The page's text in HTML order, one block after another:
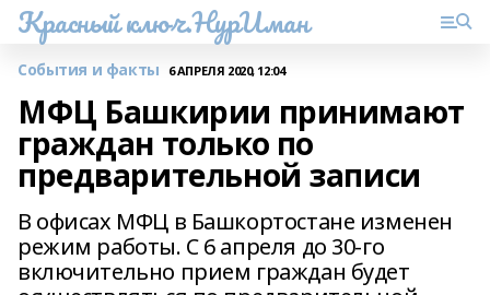
Красный ключ.НурИман
События и факты 6 АПРЕЛЯ 2020, 12:04
МФЦ Башкирии принимают
граждан только по
предварительной записи
В офисах МФЦ в Башкортостане изменен
режим работы. С 6 апреля до 30-го
включительно прием граждан будет